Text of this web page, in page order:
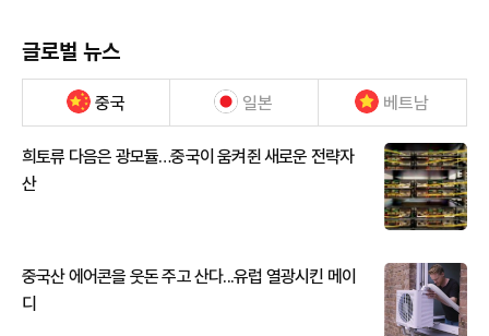
글로벌 뉴스
중국 일본 베트남
희토류 다음은 광모듈…중국이 움켜쥔 새로운 전략자
산
중국산 에어콘을 웃돈 주고 산다...유럽 열광시킨 메이
디